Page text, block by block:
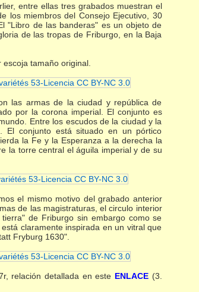
entre ellas tres grabados muestran el
los miembros del Consejo Ejecutivo, 30
"Libro de las banderas" es un objeto de
de las tropas de Friburgo, en la Baja
tamaño original.
las armas de la ciudad y república de
por la corona imperial. El conjunto es
Entre los escudos de la ciudad y la
El conjunto está situado en un pórtico
la Fe y la Esperanza a la derecha la
la torre central el águila imperial y de su
el mismo motivo del grabado anterior
de las magistraturas, el circulo interior
de Friburgo sin embargo como se
claramente inspirada en un vitral que
Fryburg 1630".
relación detallada en este ENLACE(3.